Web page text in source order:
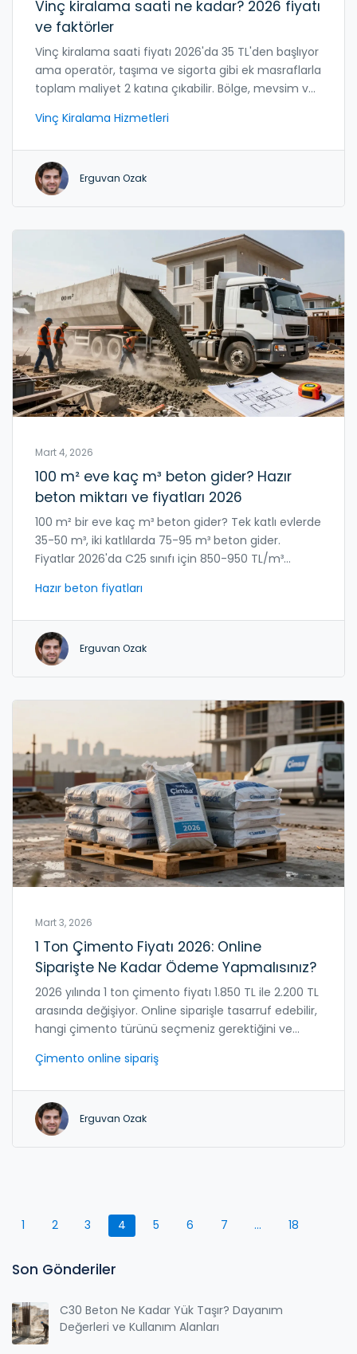
Vinç kiralama saati ne kadar? 2026 fiyatı
ve faktörler
Vinç kiralama saati fiyatı 2026'da 35 TL'den başlıyor
ama operatör, taşıma ve sigorta gibi ek masraflarla
toplam maliyet 2 katına çıkabilir. Bölge, mevsim ve
Vinç Kiralama Hizmetleri
Erguvan Ozak
Mart 4, 2026
100 m² eve kaç m³ beton gider? Hazır
beton miktarı ve fiyatları 2026
100 m² bir eve kaç m³ beton gider? Tek katlı evlerde
35-50 m³, iki katlılarda 75-95 m³ beton gider.
Fiyatlar 2026'da C25 sınıfı için 850-950 TL/m³
Hazır beton fiyatları
Erguvan Ozak
Mart 3, 2026
1 Ton Çimento Fiyatı 2026: Online
Siparişte Ne Kadar Ödeme Yapmalısınız?
2026 yılında 1 ton çimento fiyatı 1.850 TL ile 2.200 TL
arasında değişiyor. Online siparişle tasarruf edebilir,
hangi çimento türünü seçmeniz gerektiğini ve
Çimento online sipariş
Erguvan Ozak
1 2 3 4 5 6 7 … 18
Son Gönderiler
C30 Beton Ne Kadar Yük Taşır? Dayanım
Değerleri ve Kullanım Alanları